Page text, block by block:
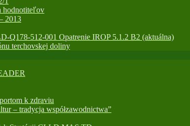
hodnotiteľov
2013
Q178-512-001 Opatrenie IROP 5.1.2 B2 (aktuálna)
terchovskej doliny
k zdraviu
– tradycja współzawodnictwa”